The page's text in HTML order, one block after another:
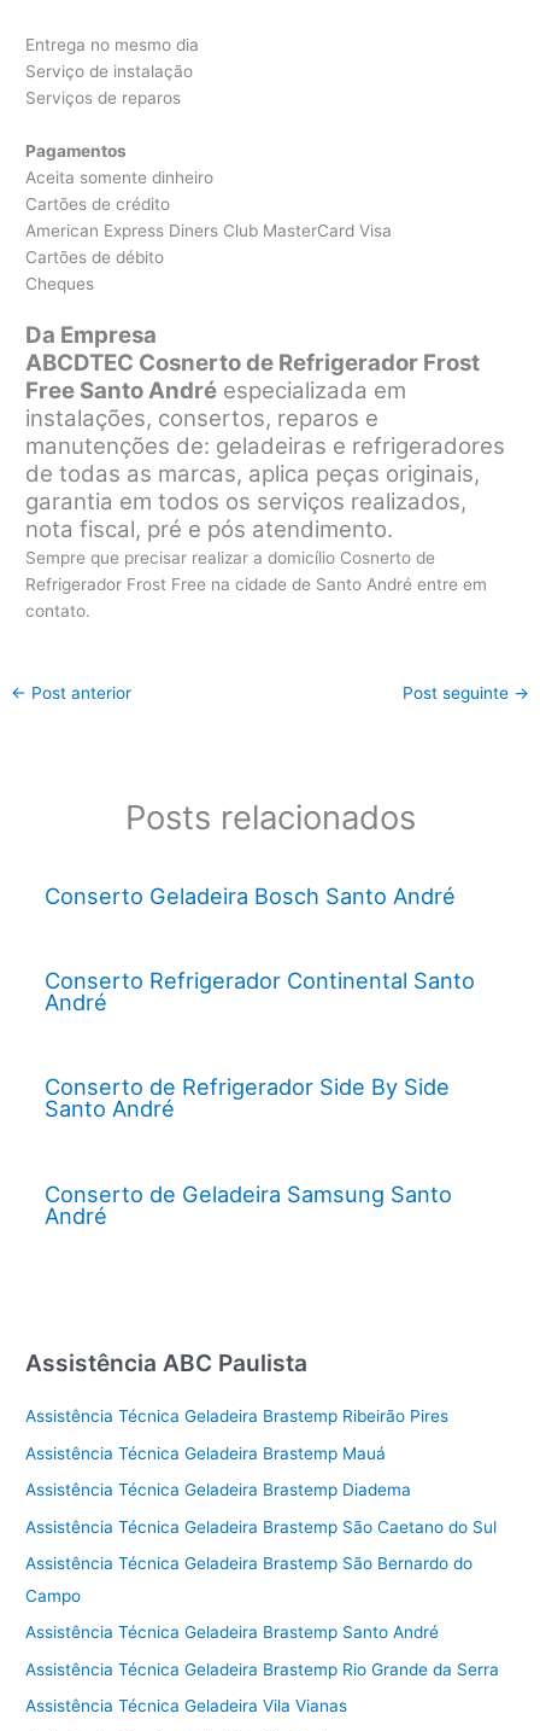
Entrega no mesmo dia
Serviço de instalação
Serviços de reparos
Pagamentos
Aceita somente dinheiro
Cartões de crédito
American Express Diners Club MasterCard Visa
Cartões de débito
Cheques
Da Empresa
ABCDTEC Cosnerto de Refrigerador Frost
Free Santo André especializada em
instalações, consertos, reparos e
manutenções de: geladeiras e refrigeradores
de todas as marcas, aplica peças originais,
garantia em todos os serviços realizados,
nota fiscal, pré e pós atendimento.
Sempre que precisar realizar a domicílio Cosnerto de
Refrigerador Frost Free na cidade de Santo André entre em
contato.
← Post anterior Post seguinte →
Posts relacionados
Conserto Geladeira Bosch Santo André
Conserto Refrigerador Continental Santo
André
Conserto de Refrigerador Side By Side
Santo André
Conserto de Geladeira Samsung Santo
André
Assistência ABC Paulista
Assistência Técnica Geladeira Brastemp Ribeirão Pires
Assistência Técnica Geladeira Brastemp Mauá
Assistência Técnica Geladeira Brastemp Diadema
Assistência Técnica Geladeira Brastemp São Caetano do Sul
Assistência Técnica Geladeira Brastemp São Bernardo do
Campo
Assistência Técnica Geladeira Brastemp Santo André
Assistência Técnica Geladeira Brastemp Rio Grande da Serra
Assistência Técnica Geladeira Vila Vianas